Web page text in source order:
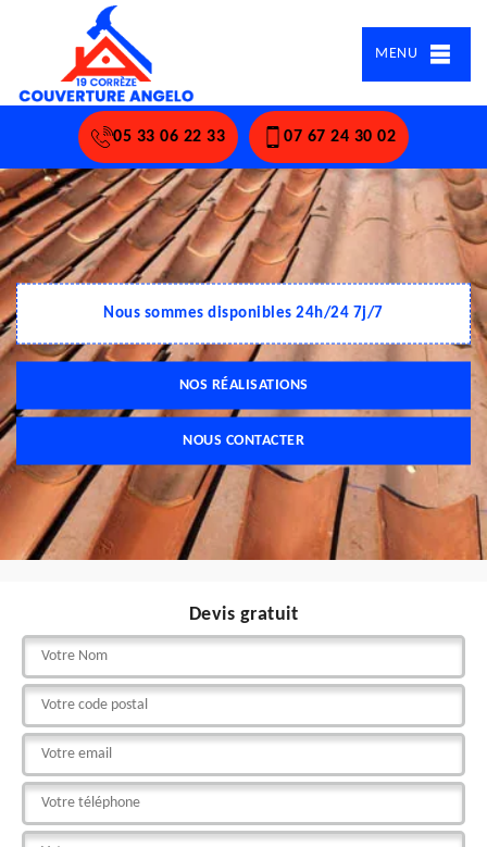
MENU
05 33 06 22 33 07 67 24 30 02
Nous sommes disponibles 24h/24 7j/7
NOS RÉALISATIONS
NOUS CONTACTER
Devis gratuit